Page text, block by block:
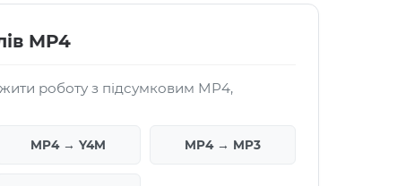
MP4
роботу з підсумковим MP4,
MP4 → Y4M MP4 → MP3